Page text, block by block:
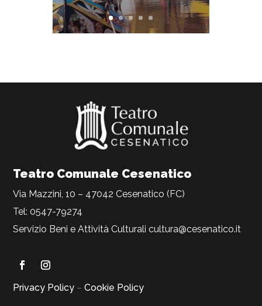
Teatro Comunale Cesenatico
Via Mazzini, 10 – 47042 Cesenatico (FC)
Tel: 0547-79274
Servizio Beni e Attività Culturalicultura@cesenatico.it
Privacy Policy –Cookie Policy